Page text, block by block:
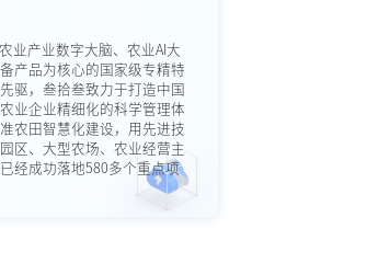
业产业数字大脑、农业AI大
产品为核心的国家级专精特
驱，叁拾叁致力于打造中国
业企业精细化的科学管理体
农田智慧化建设，用先进技
区、大型农场、农业经营主
经成功落地580多个重点项